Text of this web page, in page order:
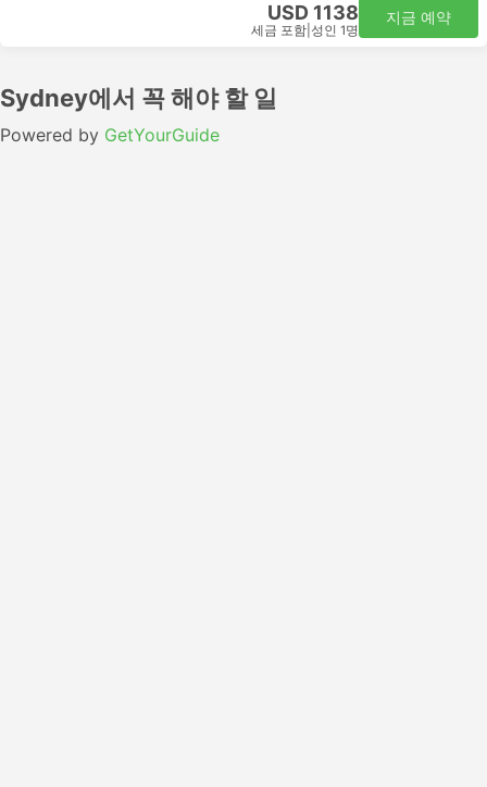
USD 1138
세금 포함 성인 1명
지금 예약
Sydney에서 꼭 해야 할 일
Powered by GetYourGuide